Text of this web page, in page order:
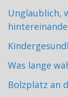
Unglaublich,
Was lange
Bolzplatz an